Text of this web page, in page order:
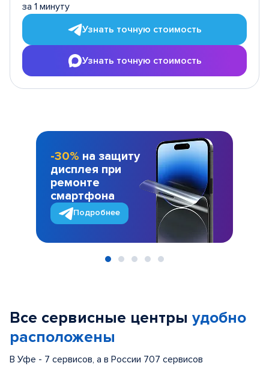
за 1 минуту
Узнать точную стоимость
Узнать точную стоимость
-30% на защиту
дисплея при
ремонте
смартфона
Подробнее
Все сервисные центры удобно
расположены
В Уфе - 7 сервисов, а в России 707 сервисов